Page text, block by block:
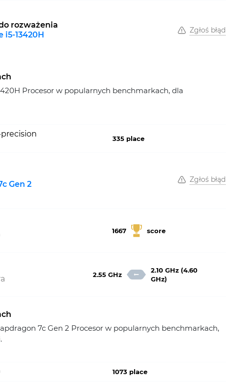
rozważenia
i5-13420H
Zgłoś błąd
Procesor w popularnych benchmarkach, dla
335 place
Gen 2
Zgłoś błąd
1667 score
2.55 GHz
2.10 GHz (4.60
GHz)
7c Gen 2 Procesor w popularnych benchmarkach,
1073 place